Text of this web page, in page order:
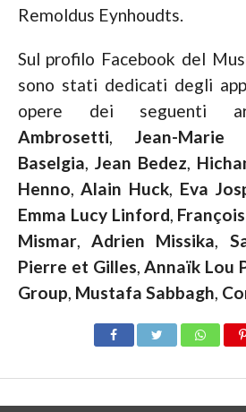
Remoldus Eynhoudts.
Sul profilo Facebook del
sono stati dedicati degli
opere dei seguenti
Ambrosetti, Jean-Marie
Baselgia, Jean Bedez,
Henno,Alain Huck, Eva
Emma Lucy Linford,
Mismar,Adrien Missika,
Pierre et Gilles,Annaïk Lou
Group, Mustafa Sabbagh,